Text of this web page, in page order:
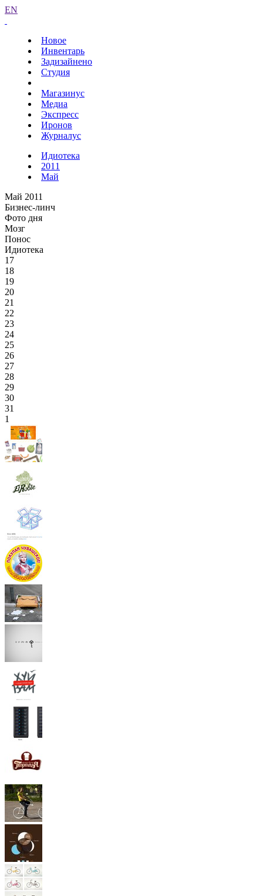
EN
Новое
Инвентарь
Задизайнено
Студия
Магазинус
Медиа
Экспресс
Иронов
Журналус
Идиотека
2011
Май
Май 2011
Бизнес-линч
Фото дня
Мозг
Понос
Идиотека
17
18
19
20
21
22
23
24
25
26
27
28
29
30
31
1